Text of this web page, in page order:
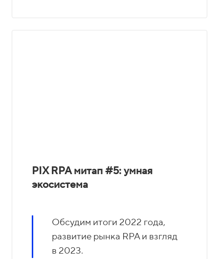
PIX RPA митап #5: умная
экосистема
Обсудим итоги 2022 года,
развитие рынка RPA и взгляд
в 2023.